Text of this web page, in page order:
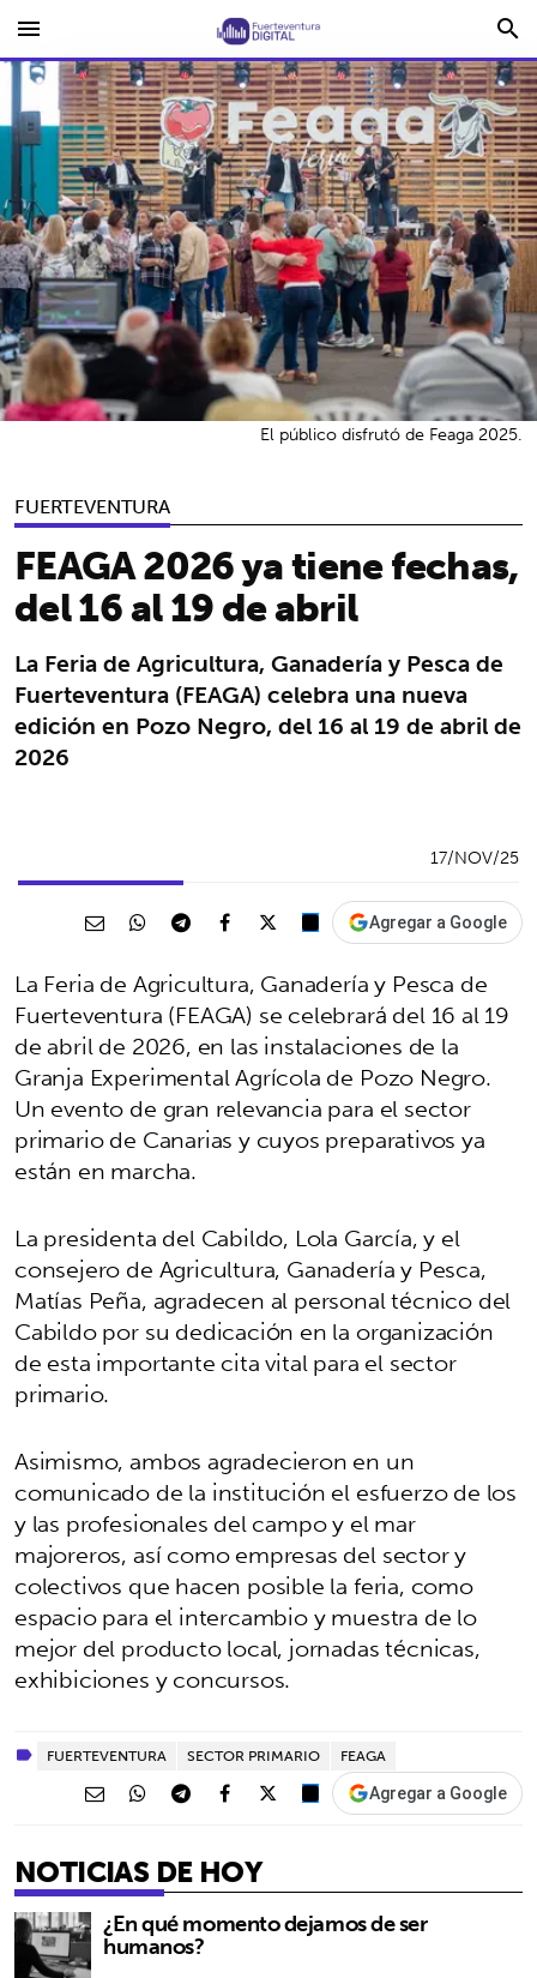
menu search
FUERTEVENTURA
FEAGA 2026 ya tiene fechas,
del 16 al 19 de abril
La Feria de Agricultura, Ganadería y Pesca de
Fuerteventura (FEAGA) celebra una nueva
edición en Pozo Negro, del 16 al 19 de abril de
2026
El público disfrutó de Feaga 2025.
17/NOV/25
Agregar a Google
La Feria de Agricultura, Ganadería y Pesca de
Fuerteventura (FEAGA) se celebrará del 16 al 19
de abril de 2026, en las instalaciones de la
Granja Experimental Agrícola de Pozo Negro.
Un evento de gran relevancia para el sector
primario de Canarias y cuyos preparativos ya
están en marcha.
La presidenta del Cabildo, Lola García, y el
consejero de Agricultura, Ganadería y Pesca,
Matías Peña, agradecen al personal técnico del
Cabildo por su dedicación en la organización
de esta importante cita vital para el sector
primario.
Asimismo, ambos agradecieron en un
comunicado de la institución el esfuerzo de los
y las profesionales del campo y el mar
majoreros, así como empresas del sector y
colectivos que hacen posible la feria, como
espacio para el intercambio y muestra de lo
mejor del producto local, jornadas técnicas,
exhibiciones y concursos.
FUERTEVENTURA SECTOR PRIMARIO FEAGA
Agregar a Google
NOTICIAS DE HOY
¿En qué momento dejamos de ser
humanos?